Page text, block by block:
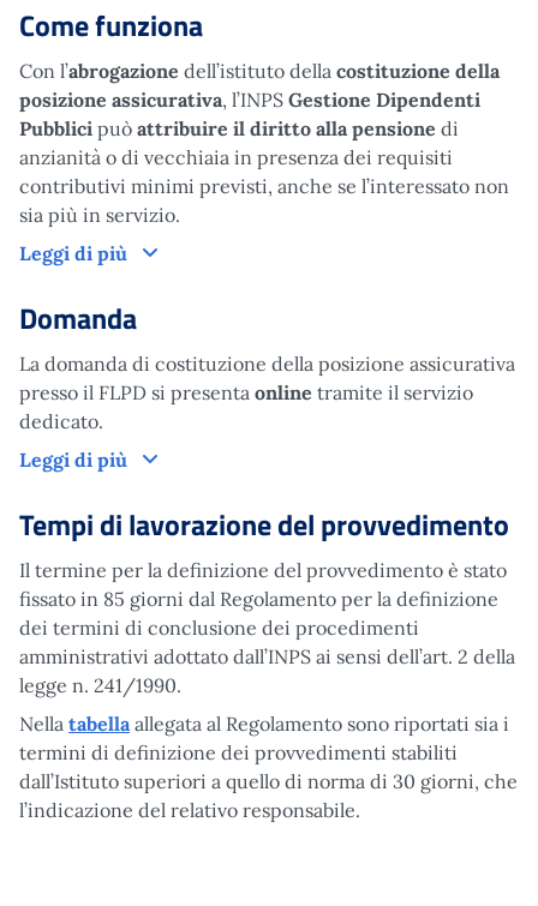
Come funziona
Con l’abrogazione dell’istituto della costituzione della
posizione assicurativa, l’INPS Gestione Dipendenti
Pubblici può attribuire il diritto alla pensione di
anzianità o di vecchiaia in presenza dei requisiti
contributivi minimi previsti, anche se l’interessato non
sia più in servizio.
Leggi di più
Come funziona
Domanda
La domanda di costituzione della posizione assicurativa
presso il FLPD si presenta online tramite il servizio
dedicato.
Leggi di più
Domanda
Tempi di lavorazione del provvedimento
Il termine per la definizione del provvedimento è stato
fissato in 85 giorni dal Regolamento per la definizione
dei termini di conclusione dei procedimenti
amministrativi adottato dall’INPS ai sensi dell’art. 2 della
legge n. 241/1990.
Nella tabella allegata al Regolamento sono riportati sia i
termini di definizione dei provvedimenti stabiliti
dall’Istituto superiori a quello di norma di 30 giorni, che
l’indicazione del relativo responsabile.